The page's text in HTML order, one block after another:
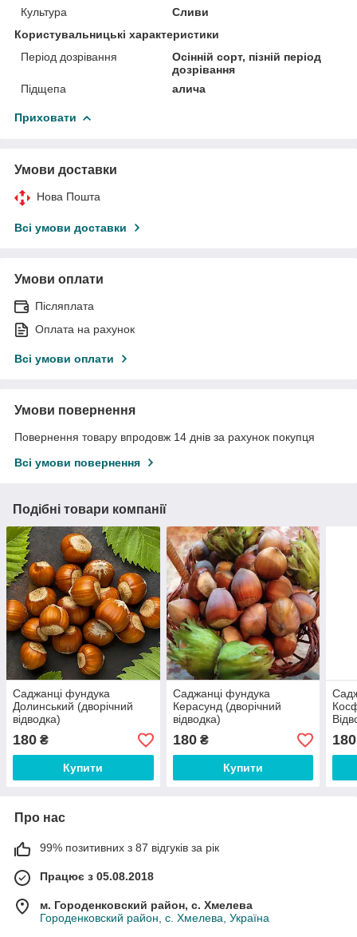
Культура
Сливи
Користувальницькі характеристики
Період дозрівання
Осінній сорт, пізній період
дозрівання
Підщепа
алича
Приховати
Умови доставки
Нова Пошта
Всі умови доставки
Умови оплати
Післяплата
Оплата на рахунок
Всі умови оплати
Умови повернення
Повернення товару впродовж 14 днів за рахунок покупця
Всі умови повернення
Подібні товари компанії
Саджанці фундука
Долинський (дворічний
відводка)
180 ₴
Купити
Саджанці фундука
Керасунд (дворічний
відводка)
180₴
Купити
180
Про нас
99% позитивних з 87 відгуків за рік
Працює з 05.08.2018
м. Городенковский район, с. Хмелева
Городенковский район, с. Хмелева, Україна